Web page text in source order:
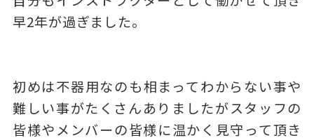
早2年が過ぎました。
初めは不器用なのも相まってわからない事や
難しい事がたくさんありましたがスタッフの
皆様やメンバーの皆様に温かく見守って頂き